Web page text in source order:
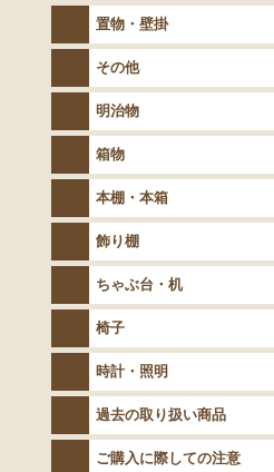
置物・壁掛
その他
明治物
箱物
本棚・本箱
飾り棚
ちゃぶ台・机
椅子
時計・照明
過去の取り扱い商品
ご購入に際しての注意